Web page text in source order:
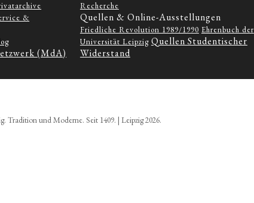
&
(MdA)
Recherche
Quellen & Online-Ausstellungen
Friedliche Revolution 1989/1990 Ehrenbuch der
Universität Leipzig Quellen Studentischer
Widerstand
Tradition und Moderne. Seit 1409. | Leipzig 2026.